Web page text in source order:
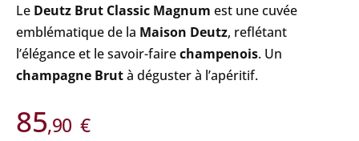
Le Deutz Brut Classic Magnum est une cuvée
emblématique de la Maison Deutz, reflétant
l’élégance et le savoir-fairechampenois. Un
champagne Brutà déguster à l’apéritif.
85,90 €